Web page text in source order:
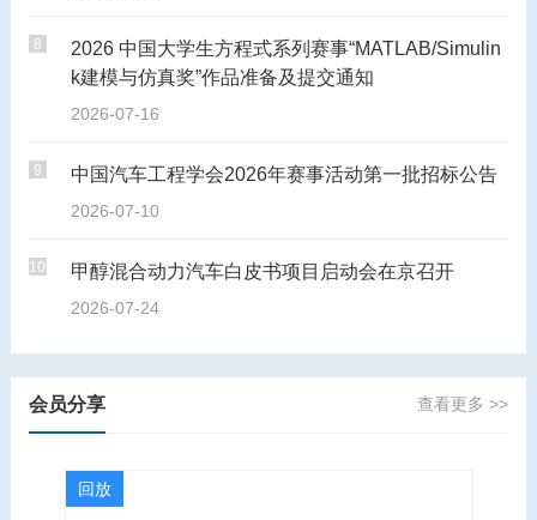
8
2026 中国大学生方程式系列赛事“MATLAB/Simulin
k建模与仿真奖”作品准备及提交通知
2026-07-16
9 中国汽车工程学会2026年赛事活动第一批招标公告
2026-07-10
10 甲醇混合动力汽车白皮书项目启动会在京召开
2026-07-24
会员分享 查看更多 >>
回放